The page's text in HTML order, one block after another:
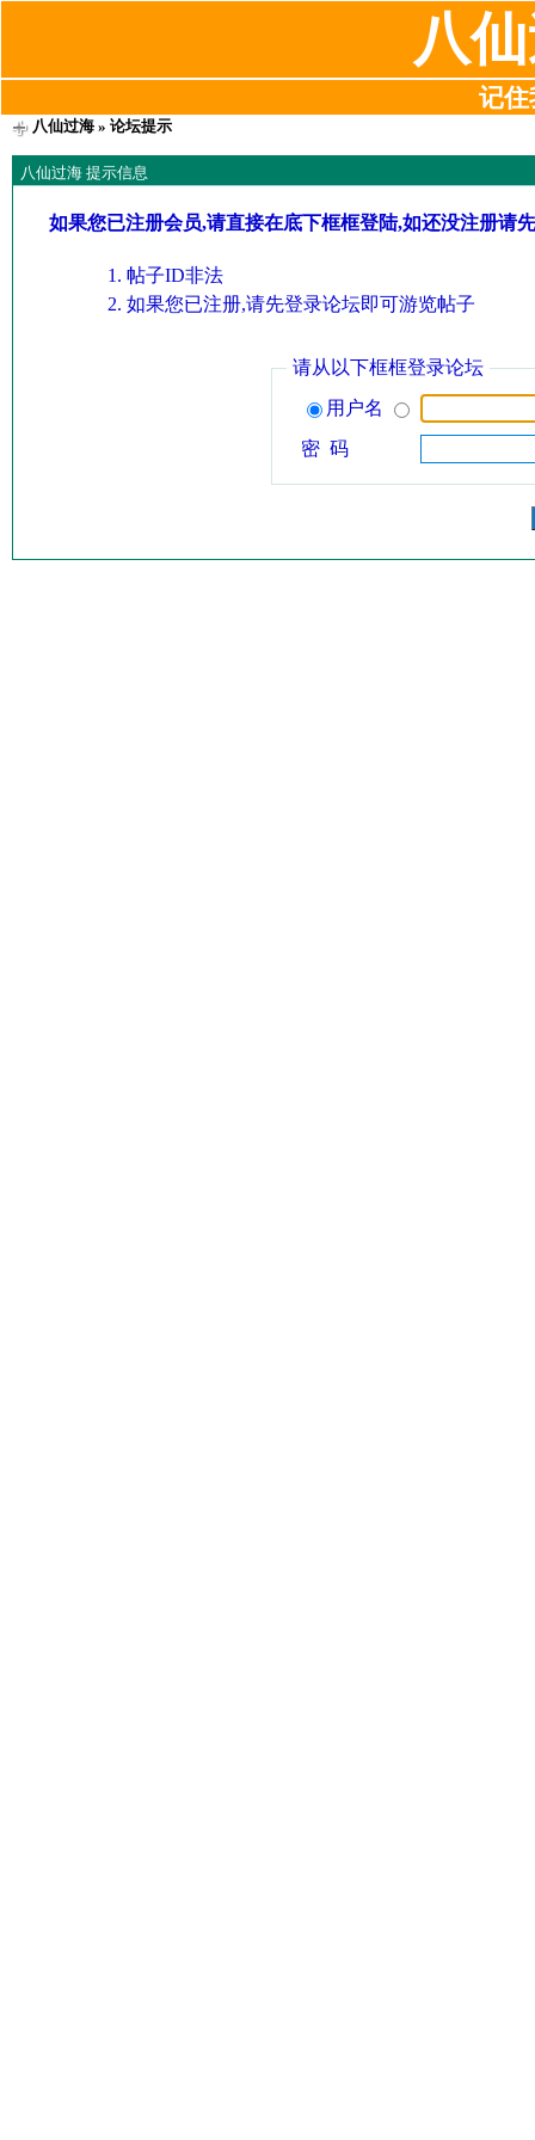
八
记住
八仙过海» 论坛提示
八仙过海 提示信息
如果您已注册会员,请直接在底下框框登陆,如还没注册请
帖子ID非法
如果您已注册,请先登录论坛即可游览帖子
请从以下框框登录论坛
用户名
密 码